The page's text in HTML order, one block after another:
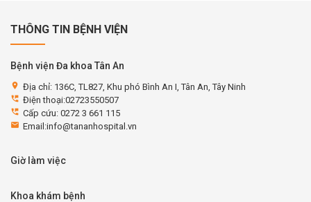
THÔNG TIN BỆNH VIỆN
Bệnh viện Đa khoa Tân An
location_on Địa chỉ: 136C, TL827, Khu phó Bình An I, Tân An, Tây Ninh
perm_phone_msg Điện thoại:02723550507
perm_phone_msg Cấp cứu: 0272 3 661 115
email Email:info@tananhospital.vn
Giờ làm việc
Khoa khám bệnh